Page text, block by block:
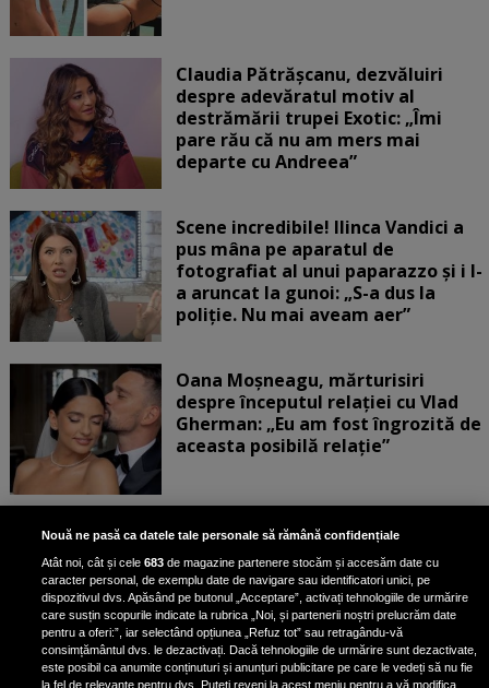
Claudia Pătrășcanu, dezvăluiri
despre adevăratul motiv al
destrămării trupei Exotic: „Îmi
pare rău că nu am mers mai
departe cu Andreea”
Scene incredibile! Ilinca Vandici a
pus mâna pe aparatul de
fotografiat al unui paparazzo și i l-
a aruncat la gunoi: „S-a dus la
poliție. Nu mai aveam aer”
Oana Moșneagu, mărturisiri
despre începutul relației cu Vlad
Gherman: „Eu am fost îngrozită de
aceasta posibilă relație”
Unde locuiesc Alberto Guță și
iubita lui, după ce au plecat din
casa Narcisei Balaban: „Noi
suntem într-o casă cu două-trei
etaje”
Nouă ne pasă ca datele tale personale să rămână confidențiale
Atât noi, cât și cele683 de magazine partenere stocăm și accesăm date cu
caracter personal, de exemplu date de navigare sau identificatori unici, pe
dispozitivul dvs. Apăsând pe butonul „Acceptare”, activați tehnologiile de urmărire
care susțin scopurile indicate la rubrica „Noi, și partenerii noștri prelucrăm date
pentru a oferi:”, iar selectând opțiunea „Refuz tot” sau retragându-vă
consimțământul dvs. le dezactivați. Dacă tehnologiile de urmărire sunt dezactivate,
este posibil ca anumite conținuturi și anunțuri publicitare pe care le vedeți să nu fie
la fel de relevante pentru dvs. Puteți reveni la acest meniu pentru a vă modifica